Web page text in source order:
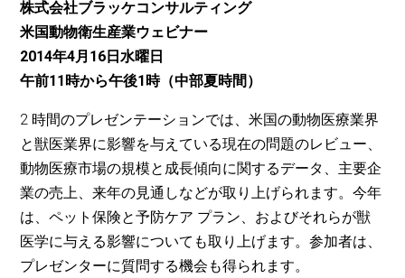
株式会社ブラッケコンサルティング
米国動物衛生産業ウェビナー
2014年4月16日水曜日
午前11時から午後1時（中部夏時間）
2 時間のプレゼンテーションでは、米国の動物医療業界
と獣医業界に影響を与えている現在の問題のレビュー、
動物医療市場の規模と成長傾向に関するデータ、主要企
業の売上、来年の見通しなどが取り上げられます。今年
は、ペット保険と予防ケア プラン、およびそれらが獣
医学に与える影響についても取り上げます。参加者は、
プレゼンターに質問する機会も得られます。